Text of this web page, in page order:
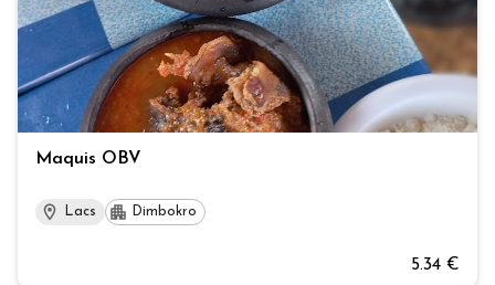
Maquis OBV
Lacs Dimbokro
5.34 €